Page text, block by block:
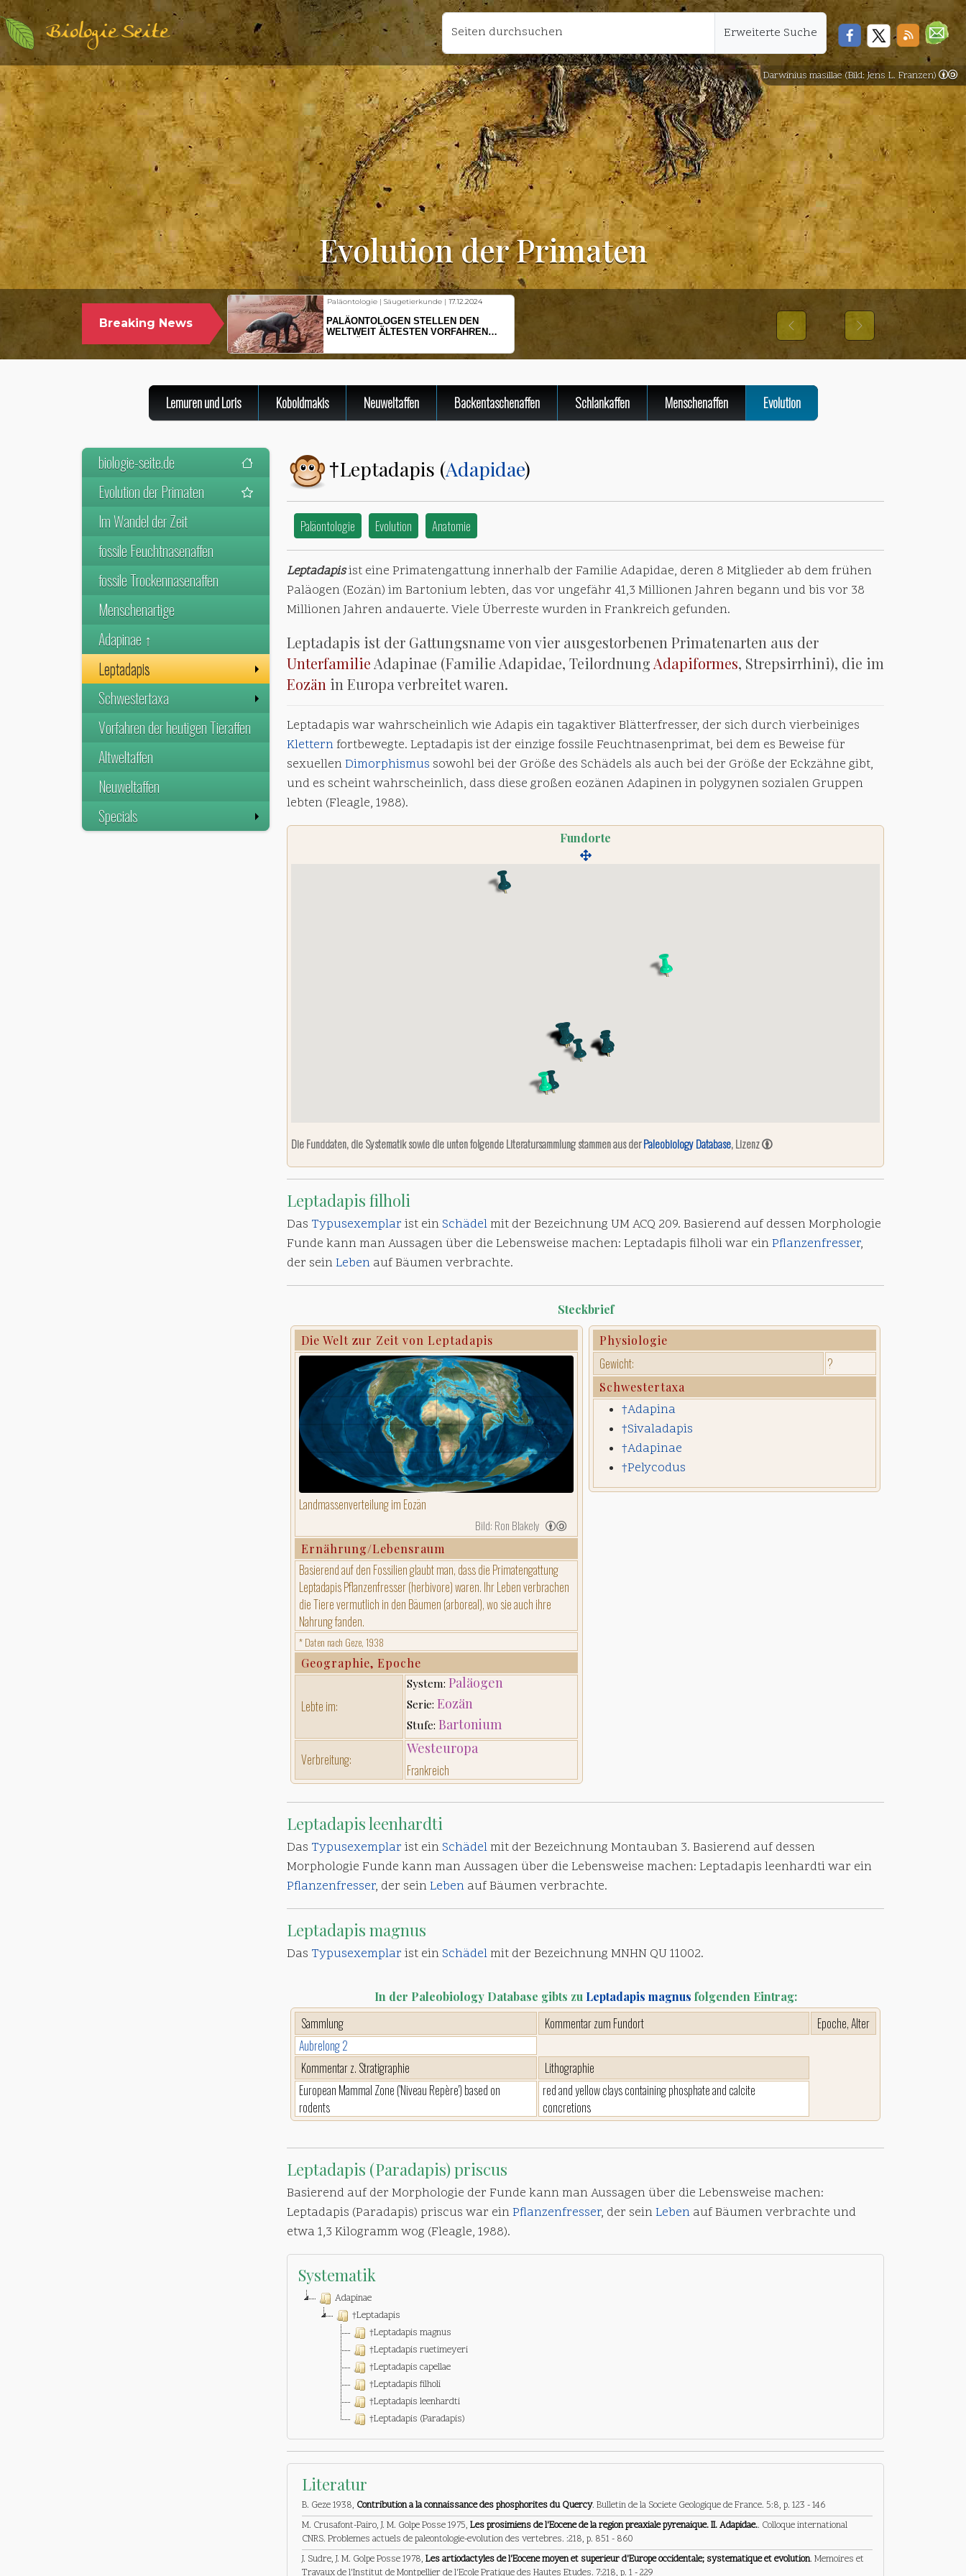
Biologie Seite Seiten durchsuchen Erweiterte Suche
Evolution der Primaten
Breaking News
Fischkunde | Klimawandel |18.11.2024
KLIMAWANDEL SETZT
HERINGSLARVEN UNTER STRESS
Previous Next
Darwinius masillae (Bild: Jens L. Franzen)
Lemuren und Loris Koboldmakis Neuweltaffen Backentaschenaffen Schlankaffen Menschenaffen Evolution
biologie-seite.de
Evolution der Primaten
Im Wandel der Zeit
fossile Feuchtnasenaffen
fossile Trockennasenaffen
Menschenartige
Adapinae ↑
Leptadapis
Schwestertaxa
Vorfahren der heutigen Tieraffen
Altweltaffen
Neuweltaffen
Specials
†Leptadapis (Adapidae)
Paläontologie Evolution Anatomie
Leptadapisist eine Primatengattung innerhalb der Familie Adapidae, deren 8 Mitglieder ab dem frühen
Paläogen (Eozän) im Bartonium lebten, das vor ungefähr 41,3 Millionen Jahren begann und bis vor 38
Millionen Jahren andauerte. Viele Überreste wurden in Frankreich gefunden.
Leptadapis ist der Gattungsname von vier ausgestorbenen Primatenarten aus der
Unterfamilie Adapinae (Familie Adapidae, Teilordnung Adapiformes, Strepsirrhini), die im
Eozän in Europa verbreitet waren.
Leptadapis war wahrscheinlich wie Adapis ein tagaktiver Blätterfresser, der sich durch vierbeiniges
Kletternfortbewegte. Leptadapis ist der einzige fossile Feuchtnasenprimat, bei dem es Beweise für
sexuellenDimorphismus sowohl bei der Größe des Schädels als auch bei der Größe der Eckzähne gibt,
und es scheint wahrscheinlich, dass diese großen eozänen Adapinen in polygynen sozialen Gruppen
lebten (Fleagle, 1988).
Fundorte
Die Funddaten, die Systematik sowie die unten folgende Literatursammlung stammen aus derPaleobiology Database, Lizenz
Leptadapis filholi
Das Typusexemplar ist ein Schädelmit der Bezeichnung UM ACQ 209. Basierend auf dessen Morphologie
Funde kann man Aussagen über die Lebensweise machen: Leptadapis filholi war einPflanzenfresser,
der seinLeben auf Bäumen verbrachte.
Steckbrief
Die Welt zur Zeit von Leptadapis
Landmassenverteilung im Eozän
Bild: Ron Blakely
Ernährung/Lebensraum
Basierend auf den Fossilien glaubt man, dass die Primatengattung
Leptadapis Pflanzenfresser (herbivore) waren. Ihr Leben verbrachen
die Tiere vermutlich in den Bäumen (arboreal), wo sie auch ihre
Nahrung fanden.
* Daten nach Geze, 1938
Geographie, Epoche
Lebte im:
System: Paläogen
Serie: Eozän
Stufe: Bartonium
Verbreitung:
Westeuropa
Frankreich
Physiologie
Gewicht: ?
Schwestertaxa
†Adapina
†Sivaladapis
†Adapinae
†Pelycodus
Leptadapis leenhardti
Das Typusexemplar ist ein Schädelmit der Bezeichnung Montauban 3. Basierend auf dessen
Morphologie Funde kann man Aussagen über die Lebensweise machen: Leptadapis leenhardti war ein
Pflanzenfresser, der seinLeben auf Bäumen verbrachte.
Leptadapis magnus
Das Typusexemplar ist ein Schädelmit der Bezeichnung MNHN QU 11002.
In der Paleobiology Database gibts zu Leptadapis magnus folgenden Eintrag:
Sammlung Kommentar zum Fundort
Epoche, Alter
Aubrelong 2
Kommentar z. Stratigraphie
Lithographie
European Mammal Zone ('Niveau Repère') based on
rodents
red and yellow clays containing phosphate and calcite
concretions
Leptadapis (Paradapis) priscus
Basierend auf der Morphologie der Funde kann man Aussagen über die Lebensweise machen:
Leptadapis (Paradapis) priscus war einPflanzenfresser, der seinLeben auf Bäumen verbrachte und
etwa 1,3 Kilogramm wog (Fleagle, 1988).
Systematik
Adapinae
†Leptadapis
†Leptadapis magnus
†Leptadapis ruetimeyeri
†Leptadapis capellae
†Leptadapis filholi
†Leptadapis leenhardti
†Leptadapis (Paradapis)
Literatur
B. Geze 1938, Contribution a la connaissance des phosphorites du Quercy. Bulletin de la Societe Geologique de France. 5:8, p. 123 - 146
M. Crusafont-Pairo, J. M. Golpe Posse 1975, Les prosimiens de l'Eocene de la region preaxiale pyrenaique. II. Adapidae.. Colloque international
CNRS. Problemes actuels de paleontologie-evolution des vertebres. :218, p. 851 - 860
J. Sudre, J. M. Golpe Posse 1978, Les artiodactyles de l'Eocene moyen et superieur d'Europe occidentale; systematique et evolution. Memoires et
Travaux de l'Institut de Montpellier de l'Ecole Pratique des Hautes Etudes. 7:218, p. 1 - 229